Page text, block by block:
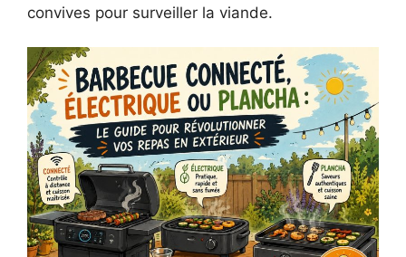
convives pour surveiller la viande.